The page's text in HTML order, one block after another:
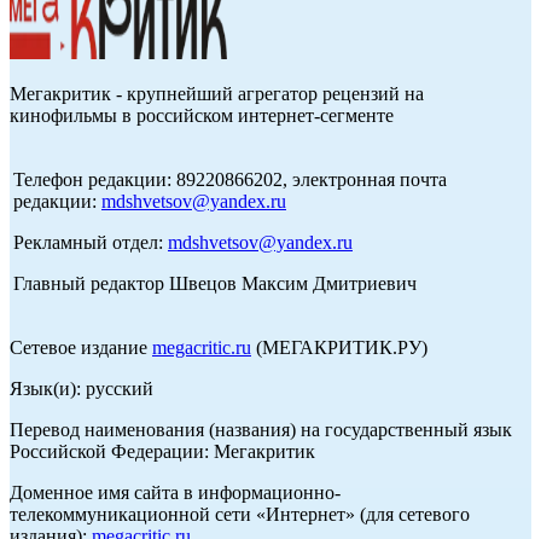
Мегакритик - крупнейший агрегатор рецензий на
кинофильмы в российском интернет-сегменте
Телефон редакции: 89220866202, электронная почта
редакции: mdshvetsov@yandex.ru
Рекламный отдел: mdshvetsov@yandex.ru
Главный редактор Швецов Максим Дмитриевич
Сетевое издание megacritic.ru (МЕГАКРИТИК.РУ)
Язык(и): русский
Перевод наименования (названия) на государственный язык
Российской Федерации: Мегакритик
Доменное имя сайта в информационно-
телекоммуникационной сети «Интернет» (для сетевого